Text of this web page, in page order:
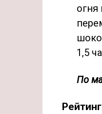
огня
1,5
По
Рейтинг